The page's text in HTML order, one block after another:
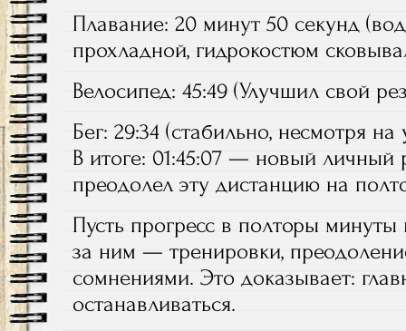
Плавание: 20 минут 50 секунд
прохладной, гидрокостюм
Велосипед: 45:49 (Улучшил свой
Бег: 29:34 (стабильно, несмотря на
В итоге: 01:45:07 — новый
преодолел эту дистанцию на
Пусть прогресс в полторы
за ним — тренировки,
сомнениями. Это доказывает:
останавливаться.